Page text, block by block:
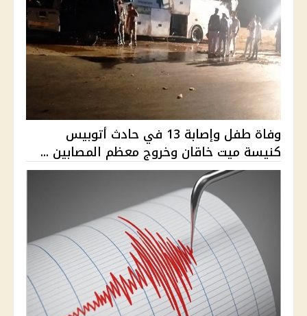
وفاة طفل وإصابة 13 في حادث أتوبيس
كنيسة ميت خاقان وخروج معظم المصابين ...